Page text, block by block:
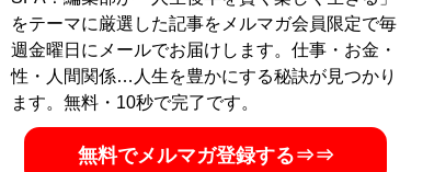
をテーマに厳選した記事をメルマガ会員限定で毎
週金曜日にメールでお届けします。仕事・お金・
性・人間関係…人生を豊かにする秘訣が見つかり
ます。無料・10秒で完了です。
無料でメルマガ登録する⇒⇒